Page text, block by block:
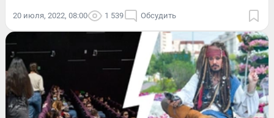
20 июля, 2022, 08:00 1 539 Обсудить